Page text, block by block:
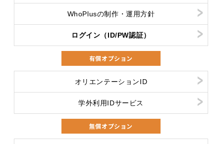
WhoPlusの制作・運用方針
ログイン（ID/PW認証）
有償オプション
オリエンテーションID
学外利用IDサービス
無償オプション